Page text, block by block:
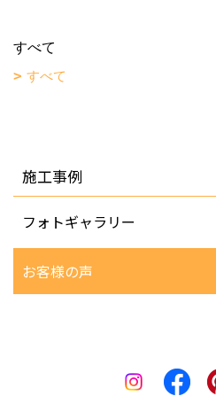
すべて
すべて
施工事例
フォトギャラリー
お客様の声